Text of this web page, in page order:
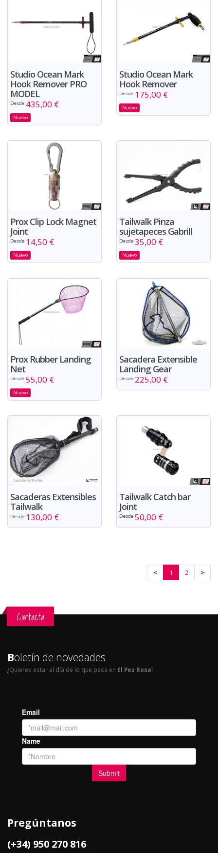
Studio Ocean Mark
Hook Remover PRO
MODEL
Desde 435,00 €
Nuevo
Studio Ocean Mark
Hook Remover
Desde 175,00 €
Nuevo
Prox Clip Lock Magnet
Joint
Desde 14,50 €
Nuevo
Tailwalk Pinza
sujetapeces Gabrill
Desde 35,00 €
Nuevo
Prox Rubber Landing
Net
Desde 55,00 €
Nuevo
Sacadera Extensible
Landing Gear
Desde 225,00 €
Sacaderas Extensibles
Tailwalk
Desde 130,00 €
Tailwalk Catch bar
Joint
Desde 50,00 €
< 1 2 >
Contacta
Boletín de novedades
¿Quieres estar al día de lo que pasa en El Pez Rosa?
Pregúntanos
(+34) 950 270 816